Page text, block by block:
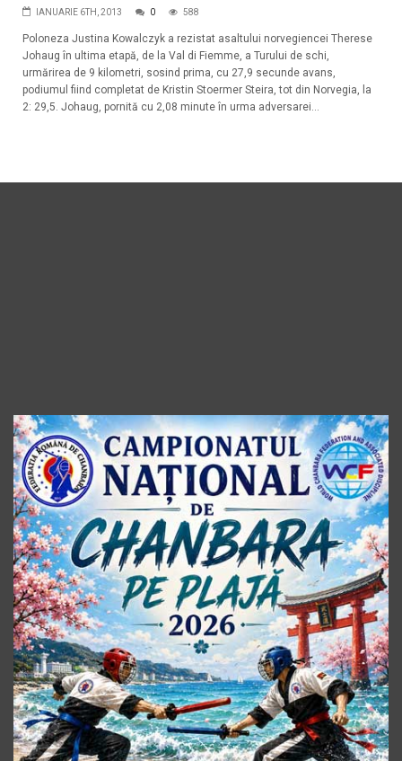
IANUARIE 6TH, 2013 0 588
Poloneza Justina Kowalczyk a rezistat asaltului norvegiencei Therese
Johaug în ultima etapă, de la Val di Fiemme, a Turului de schi,
urmărirea de 9 kilometri, sosind prima, cu 27,9 secunde avans,
podiumul fiind completat de Kristin Stoermer Steira, tot din Norvegia, la
2: 29,5. Johaug, pornită cu 2,08 minute în urma adversarei...